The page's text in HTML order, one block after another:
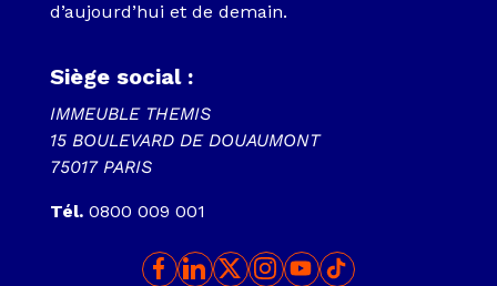
d’aujourd’hui et de demain.
Siège social :
IMMEUBLE THEMIS
15 BOULEVARD DE DOUAUMONT
75017 PARIS
Tél.0800 009 001